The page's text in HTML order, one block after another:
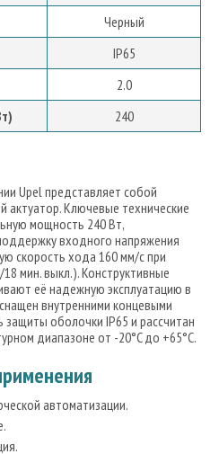
Черный
IP65
2.0
240
Upel представляет собой
актуатор. Ключевые технические
мощность 240 Вт,
входного напряжения
скорость хода 160 мм/с при
мин. выкл.). Конструктивные
её надежную эксплуатацию в
внутренними концевыми
оболочки IP65 и рассчитан
диапазоне от -20°C до +65°C.
автоматизации.